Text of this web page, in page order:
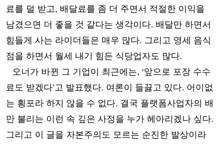
료를 덜 받고, 배달료를 좀 더 주면서 적절한 이익을
남겼으면 더 좋을 것 같다는 생각이다. 배달만 하면서
힘들게 사는 라이더들은 매우 많다. 그리고 영세 음식
점을 하면서 월세 내기 힘든 식당업자도 많다.
오너가 바뀐 그 기업이 최근에는, ‘앞으로 포장 수수
료도 받겠다’고 발표했다. 여론이 들끓고 있다. 어이없
는 횡포라 하지 않을 수 없다. 결국 플랫폼사업자의 배
만 불리는 이런 속 깊은 사정을 누가 헤아리겠나 싶다.
그리고 이 글을 자본주의도 모르는 순진한 발상이라